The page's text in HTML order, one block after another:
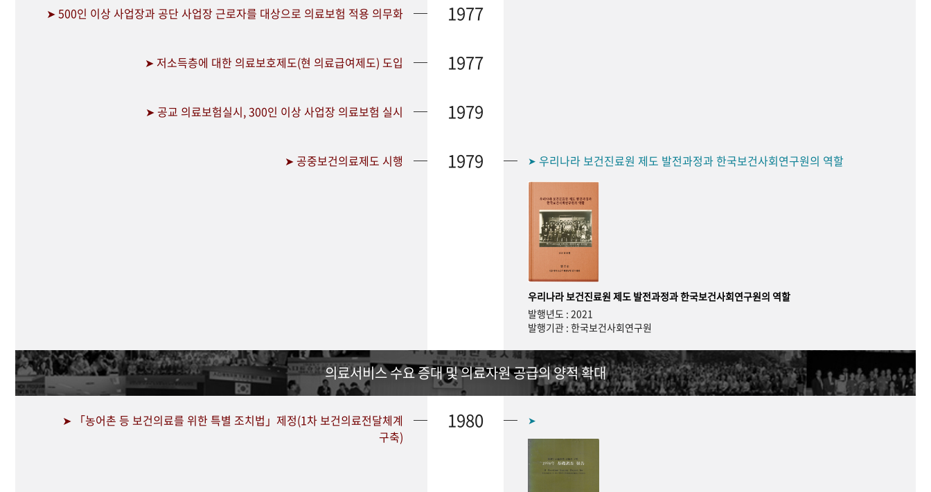
➤ 500인 이상 사업장과 공단 사업장 근로자를 대상으로 의료보험 적용 의무화 1977
➤ 저소득층에 대한 의료보호제도(현 의료급여제도) 도입 1977
➤ 공교 의료보험실시, 300인 이상 사업장 의료보험 실시 1979
➤ 공중보건의료제도 시행 1979 ➤ 우리나라 보건진료원 제도 발전과정과 한국보건사회연구원의 역할
우리나라 보건진료원 제도 발전과정과 한국보건사회연구원의 역할
발행년도 : 2021
발행기관 : 한국보건사회연구원
의료서비스 수요 증대 및 의료자원 공급의 양적 확대
➤ 「농어촌 등 보건의료를 위한 특별 조치법」제정(1차 보건의료전달체계
구축)
1980 ➤